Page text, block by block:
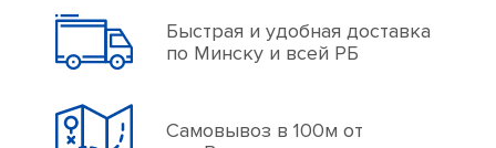
Быстрая и удобная доставка
по Минску и всей РБ
Самовывоз в 100м от